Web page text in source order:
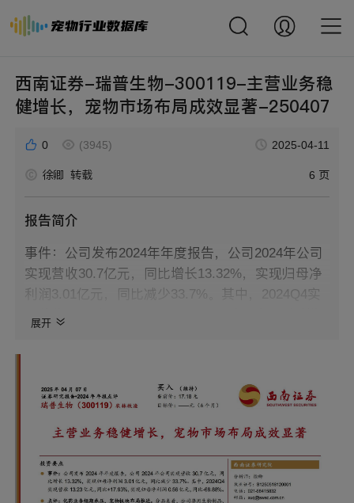
西南证券-瑞普生物-300119-主营业务稳
健增长，宠物市场布局成效显著-250407
0 (3945) 2025-04-11
徐卿 转载 6 页
报告简介
事件：公司发布2024年年度报告，公司2024年公司
实现营收30.7亿元，同比增长13.32%，实现归母净
利润3.01亿元，同比减少33.7%。其中，2024Q4实
现营收13.23亿元，同比+17.93%，实现归母净利润
品类看，公司兽用生物制品、宠物供应链等业务板
块表现突出，分别增长23.40%和37.66%。宠物市场
贡献显著，宠物生物制品收入同比增长849.09%。
综合毛利率为41.38%，较去年同期略有下降，主要
受原材料成本上涨及低毛利率的宠物供应链业务占
比提升影响。此外，2024年受主要原料药行情低迷
展开